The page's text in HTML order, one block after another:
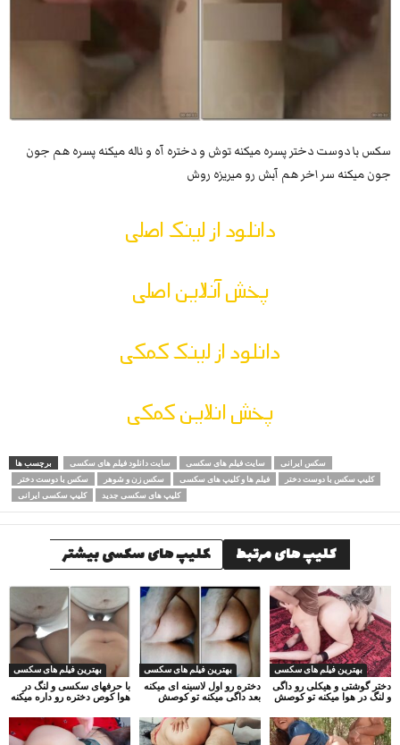
سکس با دوست دختر پسره میکنه توش و دختره آه و ناله میکنه پسره هم جون
جون میکنه سر اخر هم آبش رو میریزه روش
دانلود از لینک اصلی
پخش آنلاین اصلی
دانلود از لینک کمکی
پخش انلاین کمکی
برچسب ها سایت دانلود فیلم های سکسی سایت فیلم های سکسی
سکس ایرانی
سکس با دوست دختر
سکس زن و شوهر فیلم ها و کلیپ های سکسی
کلیپ سکس با دوست دختر
کلیپ سکسی ایرانی
کلیپ های سکسی جدید
کلیپ های مرتبط کلیپ های سکسی بیشتر
بهترین فیلم های سکسی
با حرفهای سکسی و لنگ در
هوا کوص دختره رو داره میکنه
بهترین فیلم های سکسی
دختره رو اول لاسینه ای میکنه
بعد داگی میکنه تو کوصش
بهترین فیلم های سکسی
دختر گوشتی و هیکلی رو داگی
و لنگ در هوا میکنه تو کوصش